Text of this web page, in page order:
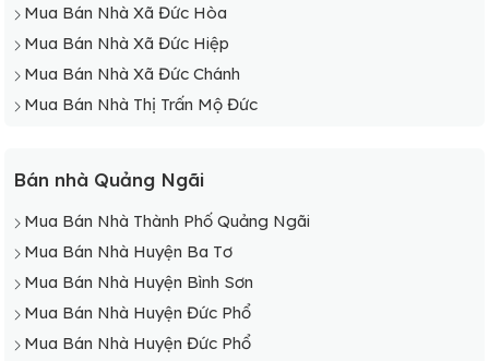
Mua Bán Nhà Xã Đức Hòa
Mua Bán Nhà Xã Đức Hiệp
Mua Bán Nhà Xã Đức Chánh
Mua Bán Nhà Thị Trấn Mộ Đức
Bán nhà Quảng Ngãi
Mua Bán Nhà Thành Phố Quảng Ngãi
Mua Bán Nhà Huyện Ba Tơ
Mua Bán Nhà Huyện Bình Sơn
Mua Bán Nhà Huyện Đức Phổ
Mua Bán Nhà Huyện Đức Phổ